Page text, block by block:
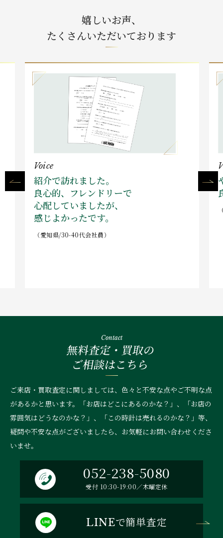
嬉しいお声、
たくさんいただいております
Voice
紹介で訪れました。
良心的、フレンドリーで
心配していましたが、
感じよかったです。
（愛知県/30-40代会社員）
Contact
無料査定・買取の
ご相談はこちら
ご来店・買取査定に関しましては、色々と不安な点やご不明な点
があるかと思います。「お店はどこにあるのかな？」、
「お店の
雰囲気はどうなのかな？」、「この時計は売れるのかな？」等、
疑問や不安な点がございましたら、お気軽にお問い合わせくださ
いませ。
052-238-5080
受付 10:30-19:00／木曜定休
LINEで簡単査定